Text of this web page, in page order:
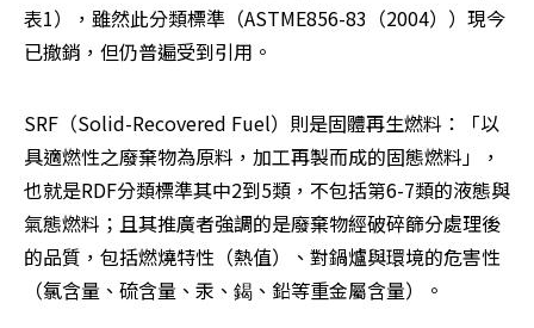
表1），雖然此分類標準（ASTME856-83（2004））現今
已撤銷，但仍普遍受到引用。
SRF（Solid-Recovered Fuel）則是固體再生燃料：「以
具適燃性之廢棄物為原料，加工再製而成的固態燃料」，
也就是RDF分類標準其中2到5類，不包括第6-7類的液態與
氣態燃料；且其推廣者強調的是廢棄物經破碎篩分處理後
的品質，包括燃燒特性（熱值）、對鍋爐與環境的危害性
（氯含量、硫含量、汞、鍻、鉛等重金屬含量）。